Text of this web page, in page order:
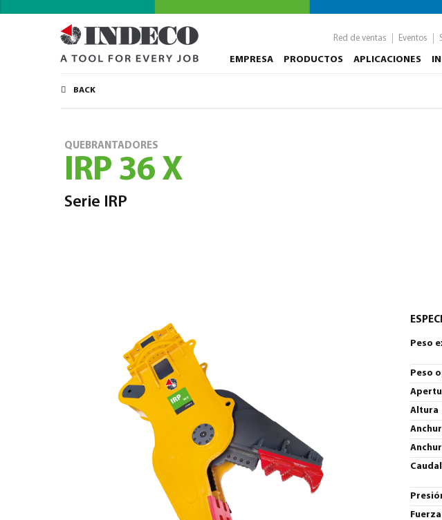
Red de ventas Eventos
EMPRESA PRODUCTOS APLICACIONES
BACK
QUEBRANTADORES
IRP 36 X
Serie IRP
Peso
Peso
Altura